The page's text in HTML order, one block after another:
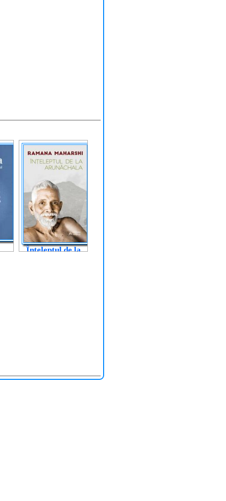
Înțeleptul de la